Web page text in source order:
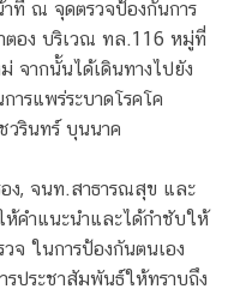
าที่ ณ จุดตรวจป้องกันการ
ตอง บริเวณ ทล.116 หมู่ที่
จากนั้นได้เดินทางไปยัง
ารแพร่ระบาดโรคโค
รินทร์ บุนนาค
ง, จนท.สาธารณสุข และ
คำแนะนำและได้กำชับให้
จ ในการป้องกันตนเอง
รประชาสัมพันธ์ให้ทราบถึง